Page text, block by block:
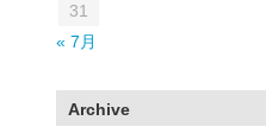
31
« 7月
Archive